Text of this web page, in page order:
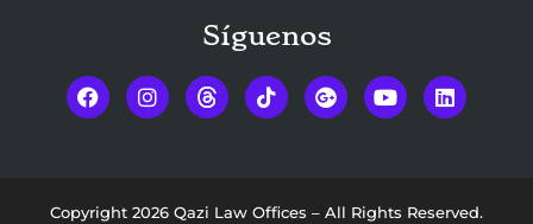
Síguenos
Copyright 2026 Qazi Law Offices – All Rights Reserved.